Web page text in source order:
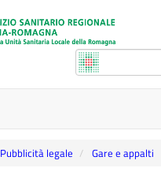
Pubblicità legale Gare e appalti